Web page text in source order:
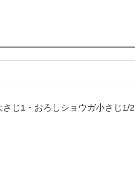
もやしレシピの作り方・ポイン